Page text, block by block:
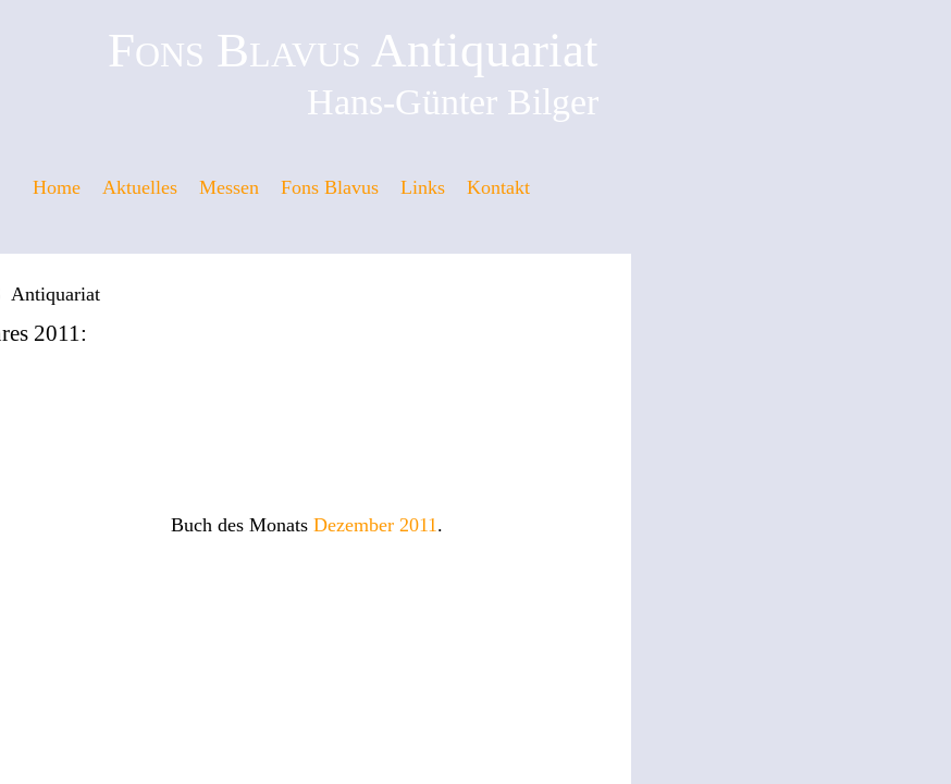
Fons Blavus Antiquariat
Hans-Günter Bilger
Home Aktuelles Messen Fons Blavus Links Kontakt
Antiquariat
2011:
Buch des Monats Dezember 2011.